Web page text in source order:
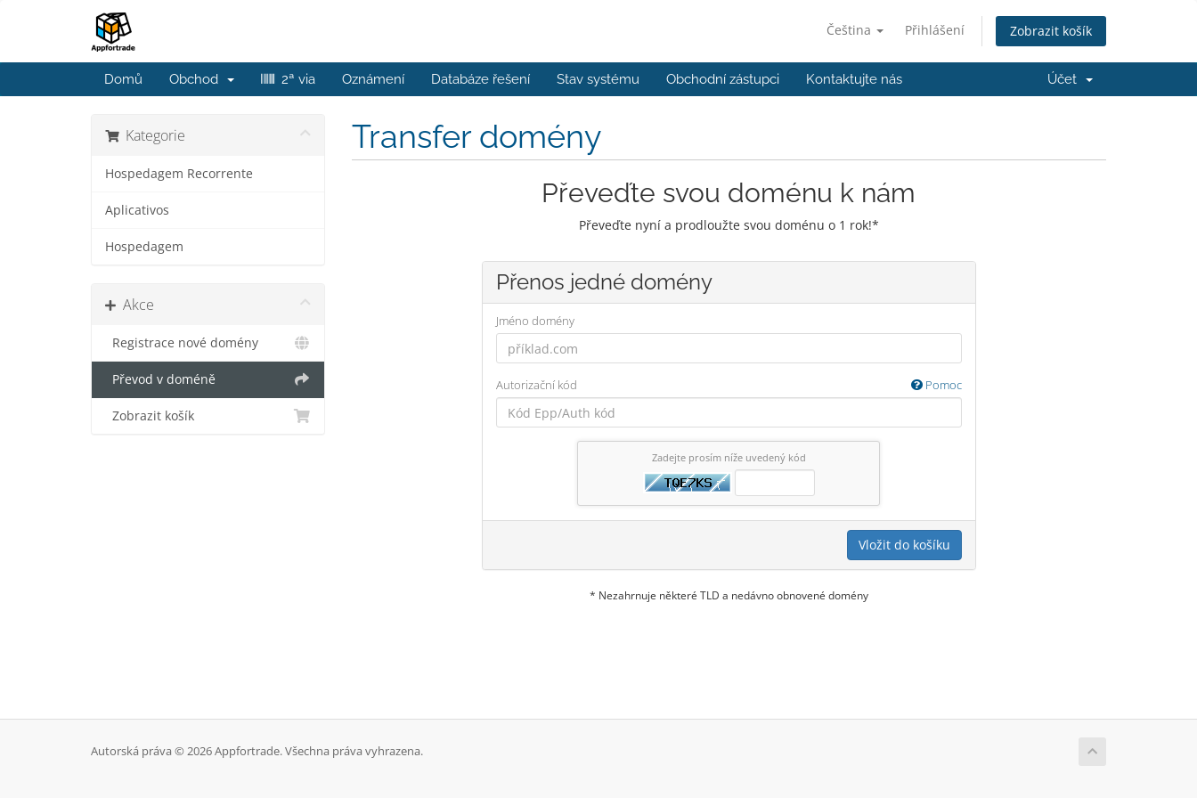
Čeština Přihlášení Zobrazit košík
Domů Obchod 2ª via Oznámení Databáze řešení Stav systému Obchodní zástupci Kontaktujte nás Účet
Kategorie
Hospedagem Recorrente
Aplicativos
Hospedagem
Akce
Registrace nové domény
Převod v doméně
Zobrazit košík
Transfer domény
Převeďte svou doménu k nám
Převeďte nyní a prodloužte svou doménu o 1 rok!*
Přenos jedné domény
Jméno domény
Autorizační kód Pomoc
Zadejte prosím níže uvedený kód
Vložit do košíku
* Nezahrnuje některé TLD a nedávno obnovené domény
Autorská práva © 2026 Appfortrade. Všechna práva vyhrazena.